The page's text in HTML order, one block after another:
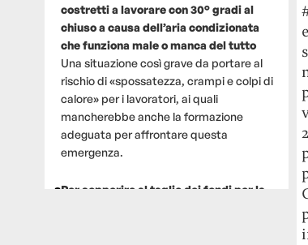
costretti a lavorare con 30° gradi al
chiuso a causa dell’aria condizionata
che funziona male o manca del tutto
Una situazione così grave da portare al
rischio di «spossatezza, crampi e colpi di
calore» per i lavoratori, ai quali
mancherebbe anche la formazione
adeguata per affrontare questa
emergenza.
Per sopperire al taglio dei fondi per la